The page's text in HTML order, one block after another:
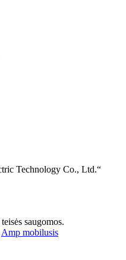
Technology Co., Ltd.“
saugomos.
Amp mobilusis